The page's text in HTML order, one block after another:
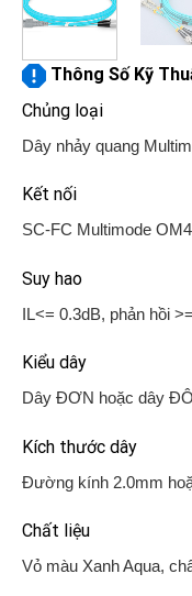
Thông Số Kỹ
Chủng loại
Dây nhảy quang
Kết nối
SC-FC Multimode OM4
Suy hao
IL<= 0.3dB, phản hồi
Kiểu dây
Dây ĐƠN hoặc dây
Kích thước dây
Đường kính 2.0mm
Chất liệu
Vỏ màu Xanh Aqua,